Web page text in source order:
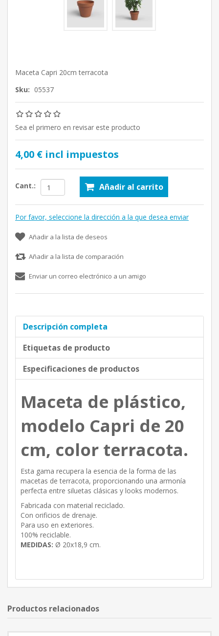
Maceta Capri 20cm terracota
Sku: 05537
Sea el primero en revisar este producto
4,00 € incl impuestos
Cant.: Añadir al carrito
Por favor, seleccione la dirección a la que desea enviar
Añadir a la lista de deseos
Añadir a la lista de comparación
Enviar un correo electrónico a un amigo
Descripción completa
Etiquetas de producto
Especificaciones de productos
Maceta de plástico,
modelo Capri de 20
cm, color terracota.
Esta gama recupera la esencia de la forma de las
macetas de terracota, proporcionando una armonía
perfecta entre siluetas clásicas y looks modernos.
Fabricada con material reciclado.
Con orificios de drenaje.
Para uso en exteriores.
100% reciclable.
MEDIDAS: Ø 20x18,9 cm.
Productos relacionados